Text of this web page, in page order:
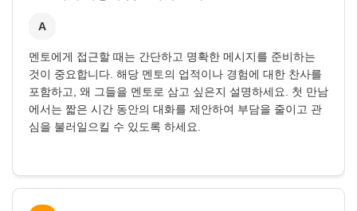
A
멘토에게 접근할 때는 간단하고 명확한 메시지를 준비하는
것이 중요합니다. 해당 멘토의 업적이나 경험에 대한 찬사를
포함하고, 왜 그들을 멘토로 삼고 싶은지 설명하세요. 첫 만남
에서는 짧은 시간 동안의 대화를 제안하여 부담을 줄이고 관
심을 불러일으킬 수 있도록 하세요.